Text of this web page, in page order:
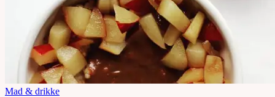
Mad & drikke